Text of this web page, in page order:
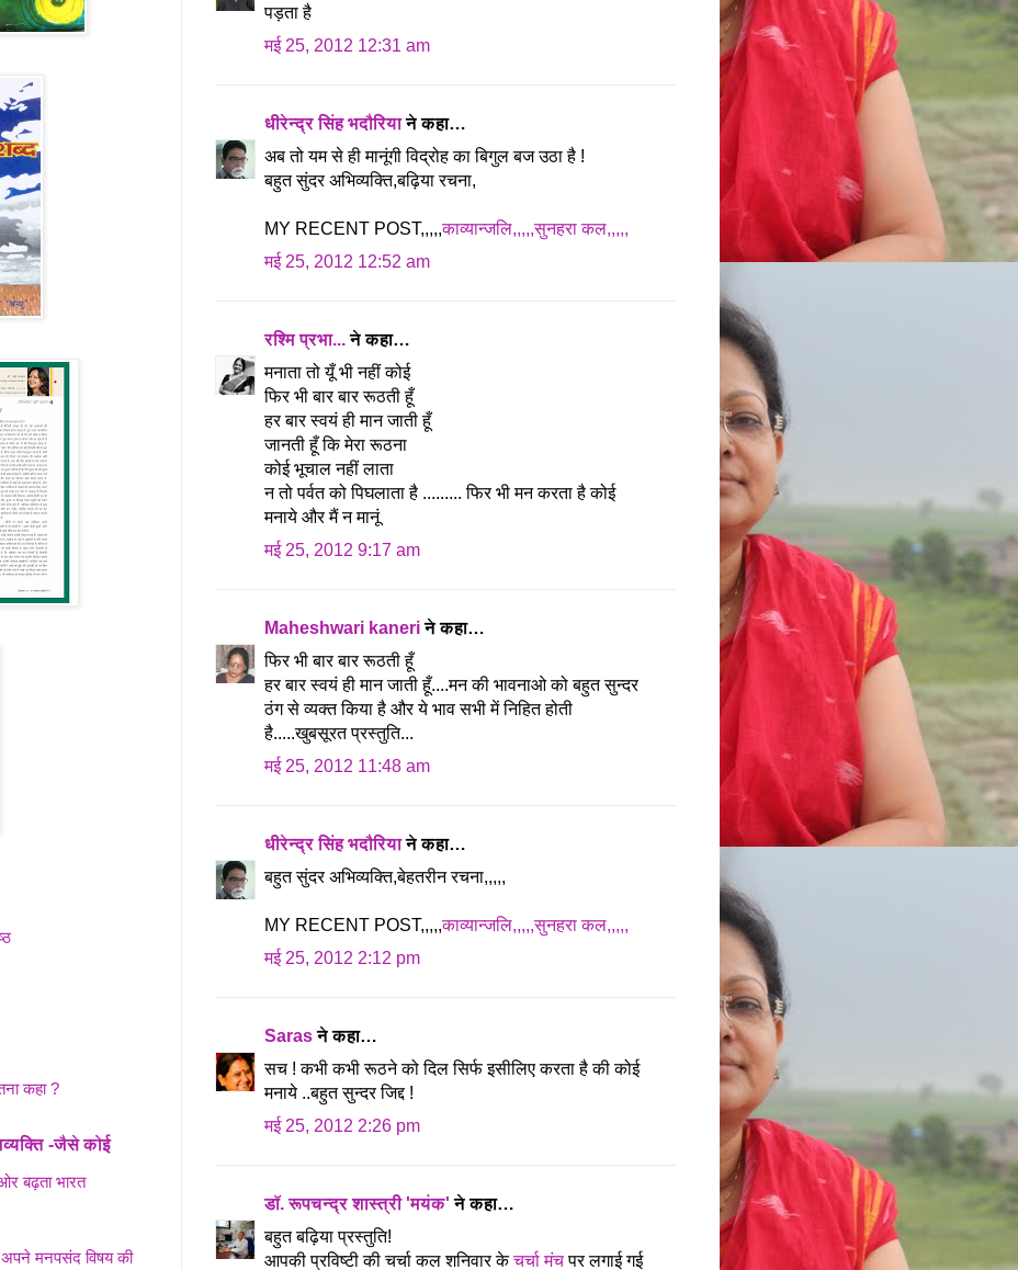
पड़ता है
मई 25, 2012 12:31 am
धीरेन्द्र सिंह भदौरियाने कहा…
अब तो यम से ही मानूंगी विद्रोह का बिगुल बज उठा है !
बहुत सुंदर अभिव्यक्ति,बढ़िया रचना,
MY RECENT POST,,,,,काव्यान्जलि,,,,,सुनहरा कल,,,,,
मई 25, 2012 12:52 am
रश्मि प्रभा...ने कहा…
मनाता तो यूँ भी नहीं कोई
फिर भी बार बार रूठती हूँ
हर बार स्वयं ही मान जाती हूँ
जानती हूँ कि मेरा रूठना
कोई भूचाल नहीं लाता
न तो पर्वत को पिघलाता है ......... फिर भी मन करता है कोई
मनाये और मैं न मानूं
मई 25, 2012 9:17 am
Maheshwari kaneriने कहा…
फिर भी बार बार रूठती हूँ
हर बार स्वयं ही मान जाती हूँ....मन की भावनाओ को बहुत सुन्दर
ठंग से व्यक्त किया है और ये भाव सभी में निहित होती
है.....खुबसूरत प्रस्तुति...
मई 25, 2012 11:48 am
धीरेन्द्र सिंह भदौरियाने कहा…
बहुत सुंदर अभिव्यक्ति,बेहतरीन रचना,,,,,
MY RECENT POST,,,,,काव्यान्जलि,,,,,सुनहरा कल,,,,,
मई 25, 2012 2:12 pm
Sarasने कहा…
सच ! कभी कभी रूठने को दिल सिर्फ इसीलिए करता है की कोई
मनाये ..बहुत सुन्दर जिद्द !
मई 25, 2012 2:26 pm
डॉ. रूपचन्द्र शास्त्री 'मयंक' ने कहा…
बहुत बढ़िया प्रस्तुति!
आपकी प्रविष्टी की चर्चा कल शनिवार केचर्चा मंचपर लगाई गई
कहा ?
-जैसे कोई
बढ़ता भारत
मनपसंद विषय की